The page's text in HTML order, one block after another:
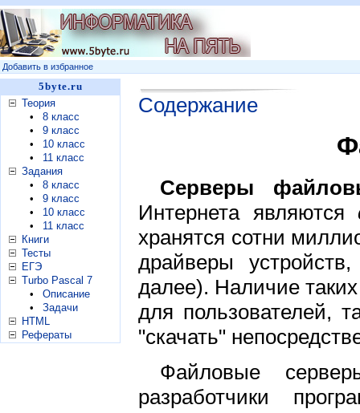
Добавить в избранное
5byte.ru
Теория
•
8 класс
•
9 класс
•
10 класс
•
11 класс
Задания
•
8 класс
•
9 класс
•
10 класс
•
11 класс
Книги
Тесты
ЕГЭ
Turbo Pascal 7
•
Описание
•
Задачи
HTML
Рефераты
Содержание
Серверы
Интернета являются
хранятся сотни
драйверы
далее). Наличие
для пользователей,
"скачать"
Файловые
разработчики